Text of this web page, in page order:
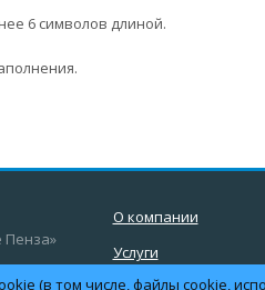
6 символов длиной.
Пенза»
О компании
Услуги
(в том числе, файлы cookie,